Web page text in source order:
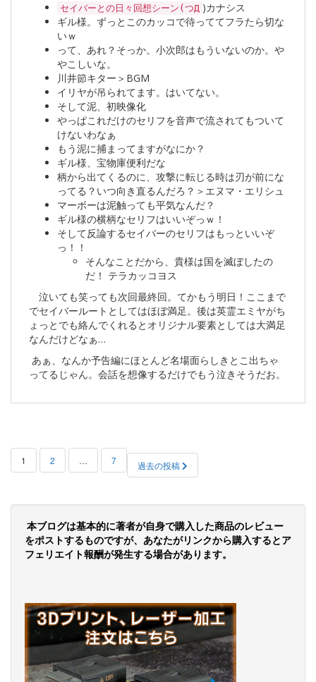
セイバーとの日々回想シーン(つД )カナシス
ギル様。ずっとこのカッコで待っててフラたら切な
いｗ
って、あれ？そっか。小次郎はもういないのか。や
やこしいな。
川井節キター＞BGM
イリヤが吊られてます。はいてない。
そして泥、初映像化
やっぱこれだけのセリフを音声で流されてもついて
けないわなぁ
もう泥に捕まってますがなにか？
ギル様、宝物庫便利だな
柄から出てくるのに、攻撃に転じる時は刃が前にな
ってる？いつ向き直るんだろ？＞エヌマ・エリシュ
マーボーは泥触っても平気なんだ？
ギル様の横柄なセリフはいいぞっｗ！
そして反論するセイバーのセリフはもっといいぞ
っ！！
そんなことだから、貴様は国を滅ぼしたの
だ！ テラカッコヨス
泣いても笑っても次回最終回。てかもう明日！ここまで
でセイバールートとしてはほぼ満足。後は英霊エミヤがち
ょっとでも絡んでくれるとオリジナル要素としては大満足
なんだけどなぁ…
あぁ、なんか予告編にほとんど名場面らしきとこ出ちゃ
ってるじゃん。会話を想像するだけでもう泣きそうだお。
投
の
ペ
ー
送
り
1 2 … 7 過去の投稿
本ブログは基本的に著者が自身で購入した商品のレビュー
をポストするものですが、あなたがリンクから購入するとア
フェリエイト報酬が発生する場合があります。